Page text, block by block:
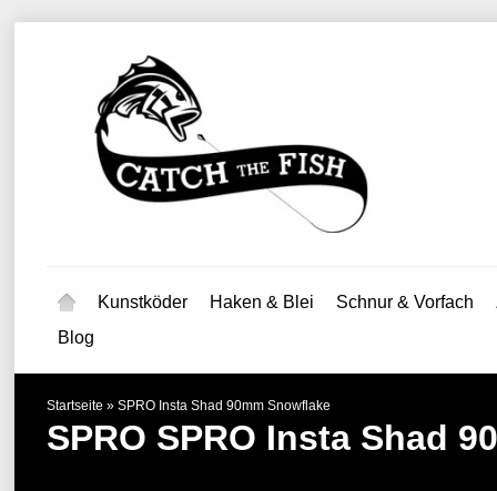
Kunstköder Haken & Blei Schnur & Vorfach
Blog
Startseite » SPRO Insta Shad 90mm Snowflake
SPRO SPRO Insta Shad